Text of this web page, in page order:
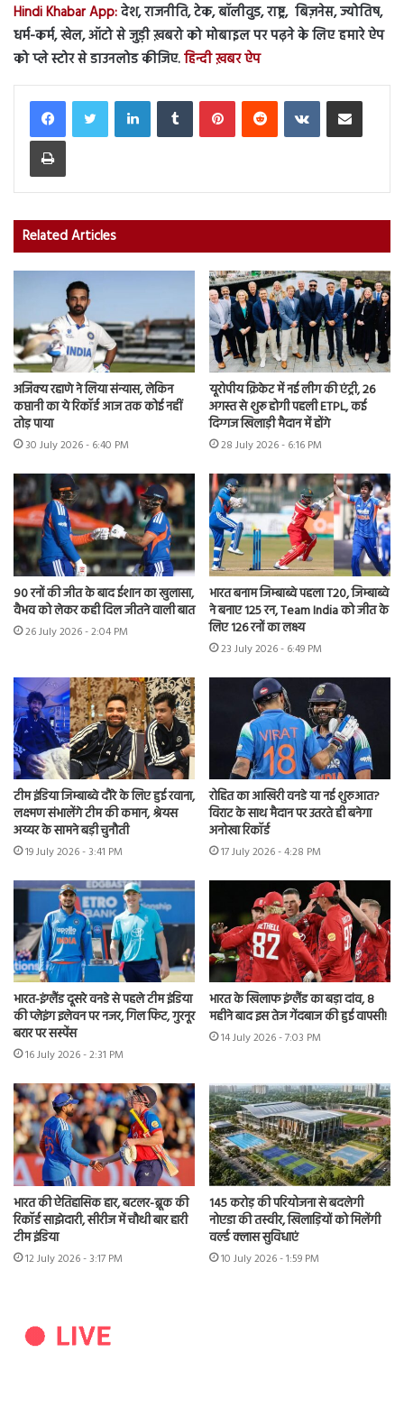
Hindi Khabar App:देश, राजनीति, टेक, बॉलीवुड, राष्ट्र, बिज़नेस, ज्योतिष,
धर्म-कर्म, खेल, ऑटो से जुड़ी ख़बरो को मोबाइल पर पढ़ने के लिए हमारे ऐप
को प्ले स्टोर से डाउनलोड कीजिए.हिन्दी ख़बर ऐप
LinkedInTumblr PinterestReddit VKontakteShare via Email
Print
Related Articles
अजिंक्य रहाणे ने लिया संन्यास, लेकिन
कप्तानी का ये रिकॉर्ड आज तक कोई नहीं
तोड़ पाया
30 July 2026 - 6:40 PM
यूरोपीय क्रिकेट में नई लीग की एंट्री, 26
अगस्त से शुरू होगी पहली ETPL, कई
दिग्गज खिलाड़ी मैदान में होंगे
28 July 2026 - 6:16 PM
90 रनों की जीत के बाद ईशान का खुलासा,
वैभव को लेकर कही दिल जीतने वाली बात
26 July 2026 - 2:04 PM
भारत बनाम जिम्बाब्वे पहला T20, जिम्बाब्वे
ने बनाए 125 रन, Team India को जीत के
लिए 126 रनों का लक्ष्य
23 July 2026 - 6:49 PM
टीम इंडिया जिम्बाब्वे दौरे के लिए हुई रवाना,
लक्ष्मण संभालेंगे टीम की कमान, श्रेयस
अय्यर के सामने बड़ी चुनौती
19 July 2026 - 3:41 PM
रोहित का आखिरी वनडे या नई शुरुआत?
विराट के साथ मैदान पर उतरते ही बनेगा
अनोखा रिकॉर्ड
17 July 2026 - 4:28 PM
भारत-इंग्लैंड दूसरे वनडे से पहले टीम इंडिया
की प्लेइंग इलेवन पर नजर, गिल फिट, गुरनूर
बरार पर सस्पेंस
16 July 2026 - 2:31 PM
भारत के खिलाफ इंग्लैंड का बड़ा दांव, 8
महीने बाद इस तेज गेंदबाज की हुई वापसी!
14 July 2026 - 7:03 PM
भारत की ऐतिहासिक हार, बटलर-ब्रूक की
रिकॉर्ड साझेदारी, सीरीज में चौथी बार हारी
टीम इंडिया
12 July 2026 - 3:17 PM
145 करोड़ की परियोजना से बदलेगी
नोएडा की तस्वीर, खिलाड़ियों को मिलेंगी
वर्ल्ड क्लास सुविधाएं
10 July 2026 - 1:59 PM